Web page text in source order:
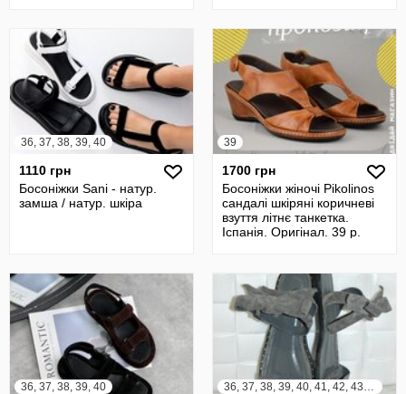
36, 37, 38, 39, 40
1110 грн
Босоніжки Sani - натур.
замша / натур. шкіра
39
1700 грн
Босоніжки жіночі Pikolinos
сандалі шкіряні коричневі
взуття літнє танкетка.
Іспанія. Оригінал. 39 р.
36, 37, 38, 39, 40 36, 37, 38, 39, 40, 41, 42, 43, 44